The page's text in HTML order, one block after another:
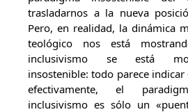
trasladarnos a la nueva
Pero, en realidad, la dinámica
teológico nos está
inclusivismo se está
insostenible: todo parece indicar
efectivamente, el
inclusivismo es sólo un